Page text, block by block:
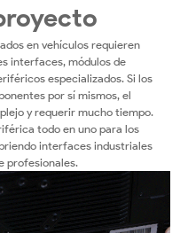
en vehículos requieren
interfaces, módulos de
especializados. Si los
por sí mismos, el
y requerir mucho tiempo.
todo en uno para los
interfaces industriales
profesionales.